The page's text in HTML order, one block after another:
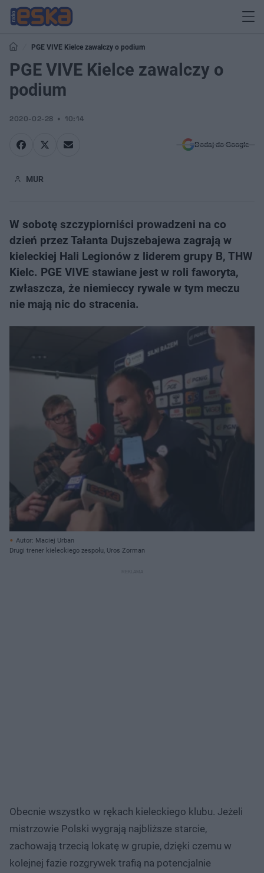
PGE VIVE Kielce zawalczy o podium
PGE VIVE Kielce zawalczy o
podium
2020-02-28 10:14
Dodaj do Google
MUR
W sobotę szczypiorniści prowadzeni na co
dzień przez Tałanta Dujszebajewa zagrają w
kieleckiej Hali Legionów z liderem grupy B, THW
Kielc. PGE VIVE stawiane jest w roli faworyta,
zwłaszcza, że niemieccy rywale w tym meczu
nie mają nic do stracenia.
Autor: Maciej Urban
Drugi trener kieleckiego zespołu, Uros Zorman
Obecnie wszystko w rękach kieleckiego klubu. Jeżeli
mistrzowie Polski wygrają najbliższe starcie,
zachowają trzecią lokatę w grupie, dzięki czemu w
kolejnej fazie rozgrywek trafią na potencjalnie